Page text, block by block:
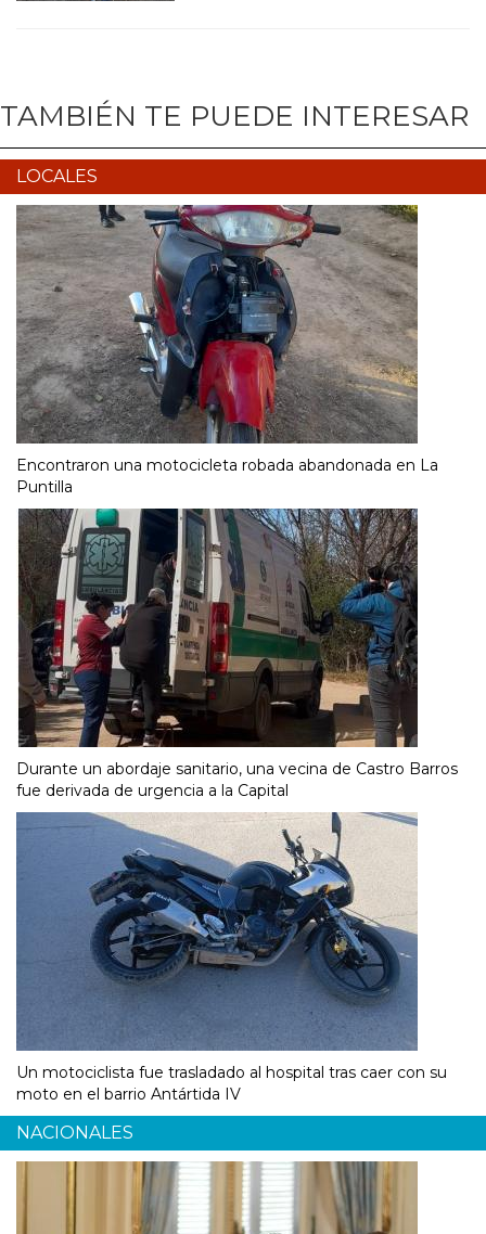
TAMBIÉN TE PUEDE INTERESAR
LOCALES
Encontraron una motocicleta robada abandonada en La
Puntilla
Durante un abordaje sanitario, una vecina de Castro Barros
fue derivada de urgencia a la Capital
Un motociclista fue trasladado al hospital tras caer con su
moto en el barrio Antártida IV
NACIONALES